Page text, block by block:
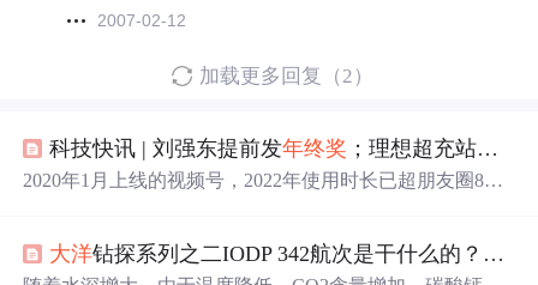
2007-02-12
加载更多回复（2）
科技快讯 | 刘强东提前发年终奖 ；理想超充站超时占用费试运营；美团听障骑手助手全量上线；微信视频号评论区可以斗图了
2020年1月上线的视频号，2022年使用时长已超朋友圈8
示“该信息属于抖音官方”，若存在诈骗风险，则显示“高风
险内容”。12月24日，抖音安全中心对多个违规账号采取禁
大洋钻探系列之二IODP 342航次是干什么的？（上）